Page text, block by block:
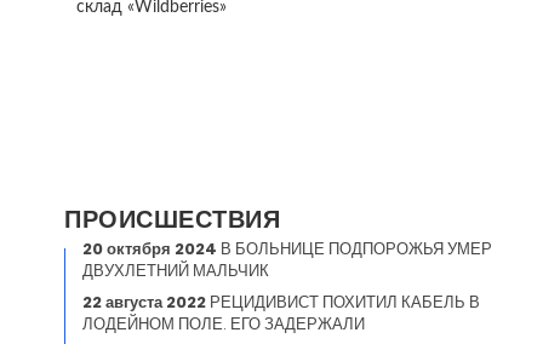
склад «Wildberries»
ПРОИСШЕСТВИЯ
20 октября 2024 В БОЛЬНИЦЕ ПОДПОРОЖЬЯ УМЕР
ДВУХЛЕТНИЙ МАЛЬЧИК
22 августа 2022 РЕЦИДИВИСТ ПОХИТИЛ КАБЕЛЬ В
ЛОДЕЙНОМ ПОЛЕ. ЕГО ЗАДЕРЖАЛИ